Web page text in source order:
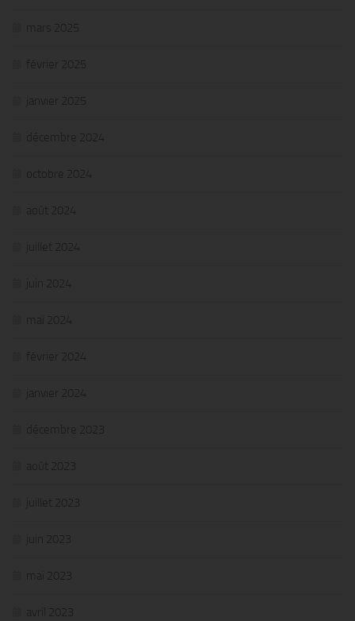
mars 2025
février 2025
janvier 2025
décembre 2024
octobre 2024
août 2024
juillet 2024
juin 2024
mai 2024
février 2024
janvier 2024
décembre 2023
août 2023
juillet 2023
juin 2023
mai 2023
avril 2023